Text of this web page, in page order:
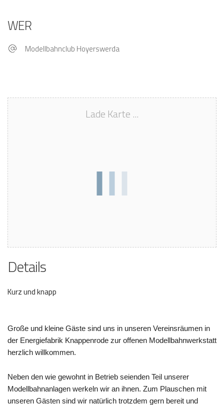
WER
Modellbahnclub Hoyerswerda
Lade Karte ...
Details
Kurz und knapp
Große und kleine Gäste sind uns in unseren Vereinsräumen in
der Energiefabrik Knappenrode zur offenen Modellbahnwerkstatt
herzlich willkommen.
Neben den wie gewohnt in Betrieb seienden Teil unserer
Modellbahnanlagen werkeln wir an ihnen. Zum Plauschen mit
unseren Gästen sind wir natürlich trotzdem gern bereit und